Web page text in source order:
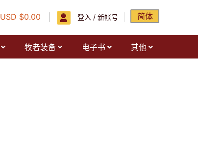
简体
USD $0.00 登入 / 新帐号
牧者装备 电子书 其他